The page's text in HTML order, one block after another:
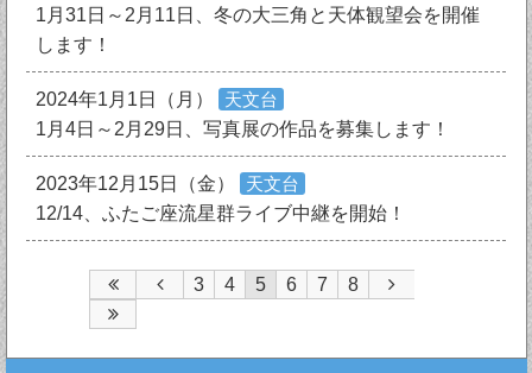
1月31日～2月11日、冬の大三角と天体観望会を開催
します！
2024年1月1日（月）
天文台
1月4日～2月29日、写真展の作品を募集します！
2023年12月15日（金）
天文台
12/14、ふたご座流星群ライブ中継を開始！
3 4 5 6 7 8